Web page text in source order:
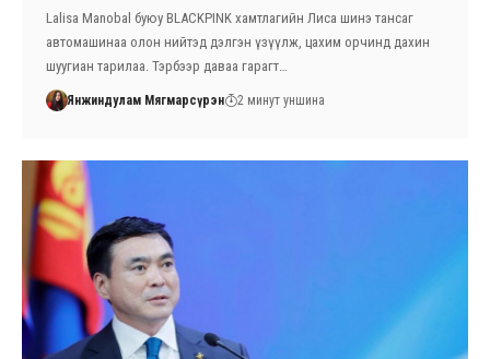
Lalisa Manobal буюу BLACKPINK хамтлагийн Лиса шинэ тансаг
автомашинаа олон нийтэд дэлгэн үзүүлж, цахим орчинд дахин
шуугиан тарилаа. Тэрбээр даваа гарагт…
Янжиндулам Мягмарсүрэн 2 минут уншина